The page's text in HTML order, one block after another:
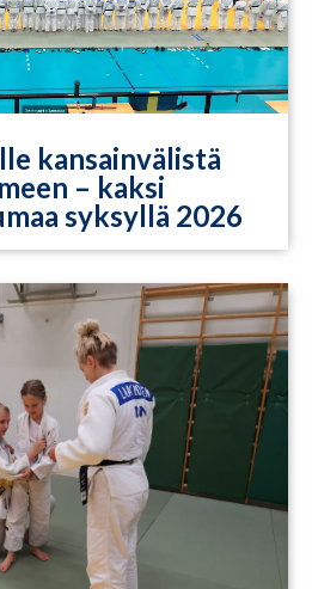
kansainvälistä
– kaksi
syksyllä 2026